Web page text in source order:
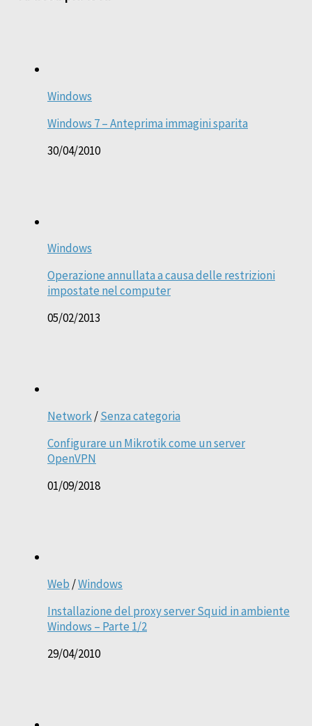
Windows
Windows 7 – Anteprima immagini sparita
30/04/2010
Windows
Operazione annullata a causa delle restrizioni
impostate nel computer
05/02/2013
Network/Senza categoria
Configurare un Mikrotik come un server
OpenVPN
01/09/2018
Web /Windows
Installazione del proxy server Squid in ambiente
Windows – Parte 1/2
29/04/2010